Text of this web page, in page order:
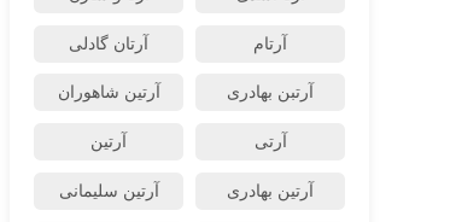
آرتام آرتان گادلی
آرتبن بهادری آرتين شاهوران
آرتی آرتین
آرتین بهادری آرتین سلیمانی